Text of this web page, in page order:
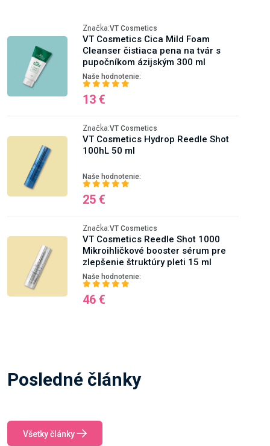
Značka:VT Cosmetics
VT Cosmetics Cica Mild Foam
Cleanser čistiaca pena na tvár s
pupočníkom ázijským 300 ml
Naše hodnotenie:
13 €
Značka:VT Cosmetics
VT Cosmetics Hydrop Reedle Shot
100hL 50 ml
Naše hodnotenie:
25 €
Značka:VT Cosmetics
VT Cosmetics Reedle Shot 1000
Mikroihličkové booster sérum pre
zlepšenie štruktúry pleti 15 ml
Naše hodnotenie:
46 €
Posledné články
Všetky články